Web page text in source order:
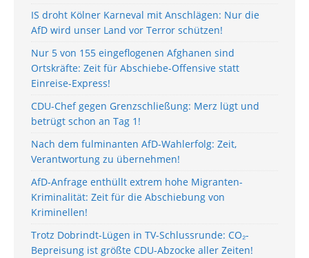
IS droht Kölner Karneval mit Anschlägen: Nur die
AfD wird unser Land vor Terror schützen!
Nur 5 von 155 eingeflogenen Afghanen sind
Ortskräfte: Zeit für Abschiebe-Offensive statt
Einreise-Express!
CDU-Chef gegen Grenzschließung: Merz lügt und
betrügt schon an Tag 1!
Nach dem fulminanten AfD-Wahlerfolg: Zeit,
Verantwortung zu übernehmen!
AfD-Anfrage enthüllt extrem hohe Migranten-
Kriminalität: Zeit für die Abschiebung von
Kriminellen!
Trotz Dobrindt-Lügen in TV-Schlussrunde: CO₂-
Bepreisung ist größte CDU-Abzocke aller Zeiten!